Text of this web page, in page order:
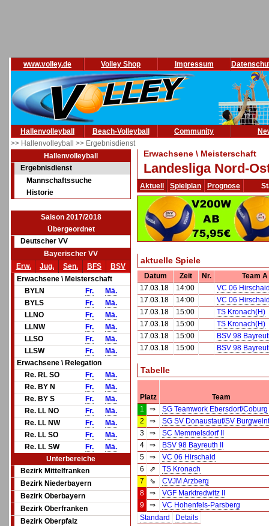
www.volley.de Volley Shop Impressum
Hallenvolleyball Beach-Volleyball Community
>> Hallenvolleyball >> Ergebnisdienst
Hallenvolleyball
Ergebnisdienst
Mannschaftssuche
Historie
Saison 2017/2018
Übergeordnet
Deutscher VV
Bayerischer VV
Erw.
Jug. Sen. BFS
BSV
Erwachsene \ Meisterschaft
BYLN
Fr.
Mä.
BYLS
Fr.
Mä.
LLNO
Fr.
Mä.
LLNW
Fr.
Mä.
LLSO
Fr.
Mä.
LLSW
Fr.
Mä.
Erwachsene \ Relegation
Re. RL SO
Fr.
Mä.
Re. BY N
Fr.
Mä.
Re. BY S
Fr.
Mä.
Re. LL NO
Fr.
Mä.
Re. LL NW
Fr.
Mä.
Re. LL SO
Fr.
Mä.
Re. LL SW
Fr.
Mä.
Unterbereiche
Bezirk Mittelfranken
Bezirk Niederbayern
Bezirk Oberbayern
Bezirk Oberfranken
Bezirk Oberpfalz
Erwachsene \ Meisterschaft
Landesliga Nord-
Aktuell Spielplan Prognose
aktuelle Spiele
Datum Zeit Nr.
Team A
17.03.18
14:00
VC 06
17.03.18
14:00
VC 06
17.03.18
15:00
TS Kronach(H)
17.03.18
15:00
TS Kronach(H)
17.03.18
15:00
BSV 98
17.03.18
15:00 BSV 98
Tabelle
Platz
Team
1
⇒
SG Teamwork Ebersdorf/Coburg
2
⇒
SG SV Donaustauf/SV
3
⇒
SC Memmelsdorf II
4
⇒
BSV 98 Bayreuth II
5
⇒
VC 06 Hirschaid
6
⇗
TS Kronach
7
⇘
CVJM Arzberg
8
⇒
VGF Marktredwitz II
9
⇒
VC Hohenfels-Parsberg
Standard
Details